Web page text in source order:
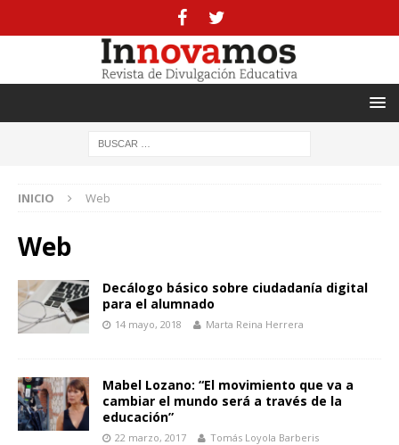
INICIO Web
Web
Decálogo básico sobre ciudadanía digital
para el alumnado
14 mayo, 2018 Marta Reina Herrera
Mabel Lozano: “El movimiento que va a
cambiar el mundo será a través de la
educación”
22 marzo, 2017 Tomás Loyola Barberis